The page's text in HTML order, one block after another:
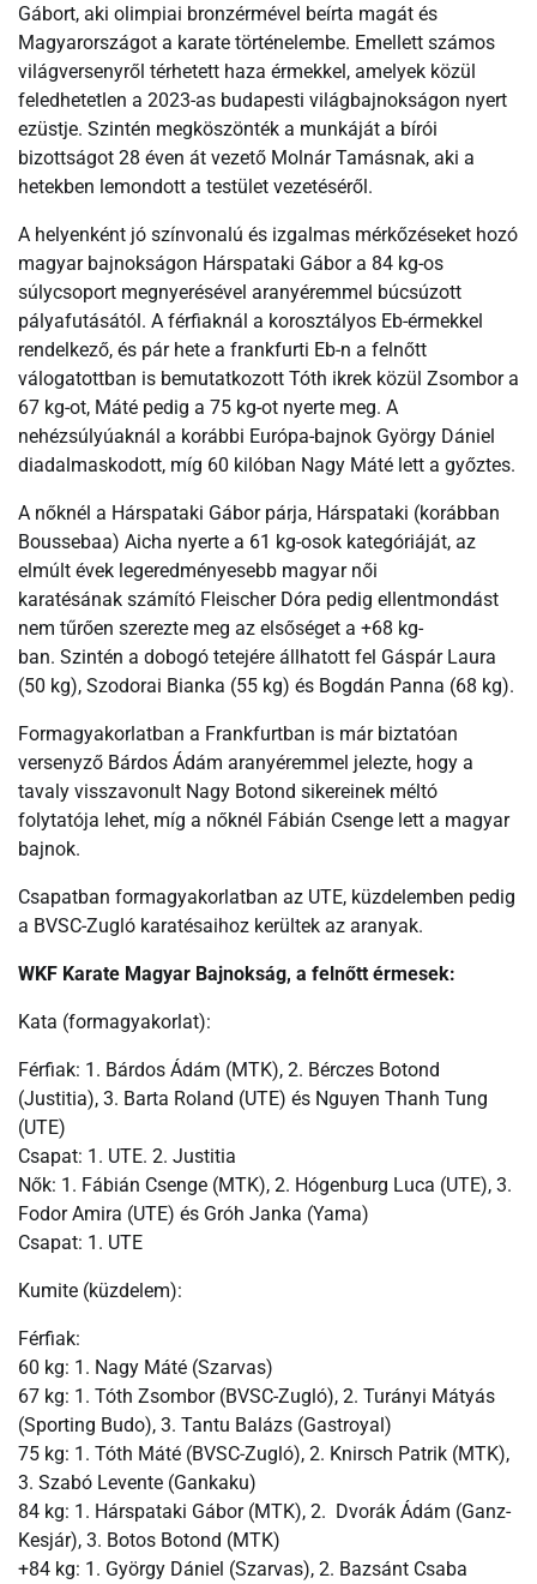
Gábort, aki olimpiai bronzérmével beírta magát és
Magyarországot a karate történelembe. Emellett számos
világversenyről térhetett haza érmekkel, amelyek közül
feledhetetlen a 2023-as budapesti világbajnokságon nyert
ezüstje. Szintén megköszönték a munkáját a bírói
bizottságot 28 éven át vezető Molnár Tamásnak, aki a
hetekben lemondott a testület vezetéséről.
A helyenként jó színvonalú és izgalmas mérkőzéseket hozó
magyar bajnokságon Hárspataki Gábor a 84 kg-os
súlycsoport megnyerésével aranyéremmel búcsúzott
pályafutásától. A férfiaknál a korosztályos Eb-érmekkel
rendelkező, és pár hete a frankfurti Eb-n a felnőtt
válogatottban is bemutatkozott Tóth ikrek közül Zsombor a
67 kg-ot, Máté pedig a 75 kg-ot nyerte meg. A
nehézsúlyúaknál a korábbi Európa-bajnok György Dániel
diadalmaskodott, míg 60 kilóban Nagy Máté lett a győztes.
A nőknél a Hárspataki Gábor párja, Hárspataki (korábban
Boussebaa) Aicha nyerte a 61 kg-osok kategóriáját, az
elmúlt évek legeredményesebb magyar női
karatésának számító Fleischer Dóra pedig ellentmondást
nem tűrően szerezte meg az elsőséget a +68 kg-
ban. Szintén a dobogó tetejére állhatott fel Gáspár Laura
(50 kg), Szodorai Bianka (55 kg) és Bogdán Panna (68 kg).
Formagyakorlatban a Frankfurtban is már biztatóan
versenyző Bárdos Ádám aranyéremmel jelezte, hogy a
tavaly visszavonult Nagy Botond sikereinek méltó
folytatója lehet, míg a nőknél Fábián Csenge lett a magyar
bajnok.
Csapatban formagyakorlatban az UTE, küzdelemben pedig
a BVSC-Zugló karatésaihoz kerültek az aranyak.
WKF Karate Magyar Bajnokság, a felnőtt érmesek:
Kata (formagyakorlat):
Férfiak: 1. Bárdos Ádám (MTK), 2. Bérczes Botond
(Justitia), 3. Barta Roland (UTE) és Nguyen Thanh Tung
(UTE)
Csapat: 1. UTE. 2. Justitia
Nők: 1. Fábián Csenge (MTK), 2. Hógenburg Luca (UTE), 3.
Fodor Amira (UTE) és Gróh Janka (Yama)
Csapat: 1. UTE
Kumite (küzdelem):
Férfiak:
60 kg: 1. Nagy Máté (Szarvas)
67 kg: 1. Tóth Zsombor (BVSC-Zugló), 2. Turányi Mátyás
(Sporting Budo), 3. Tantu Balázs (Gastroyal)
75 kg: 1. Tóth Máté (BVSC-Zugló), 2. Knirsch Patrik (MTK),
3. Szabó Levente (Gankaku)
84 kg: 1. Hárspataki Gábor (MTK), 2. Dvorák Ádám (Ganz-
Kesjár), 3. Botos Botond (MTK)
+84 kg: 1. György Dániel (Szarvas), 2. Bazsánt Csaba